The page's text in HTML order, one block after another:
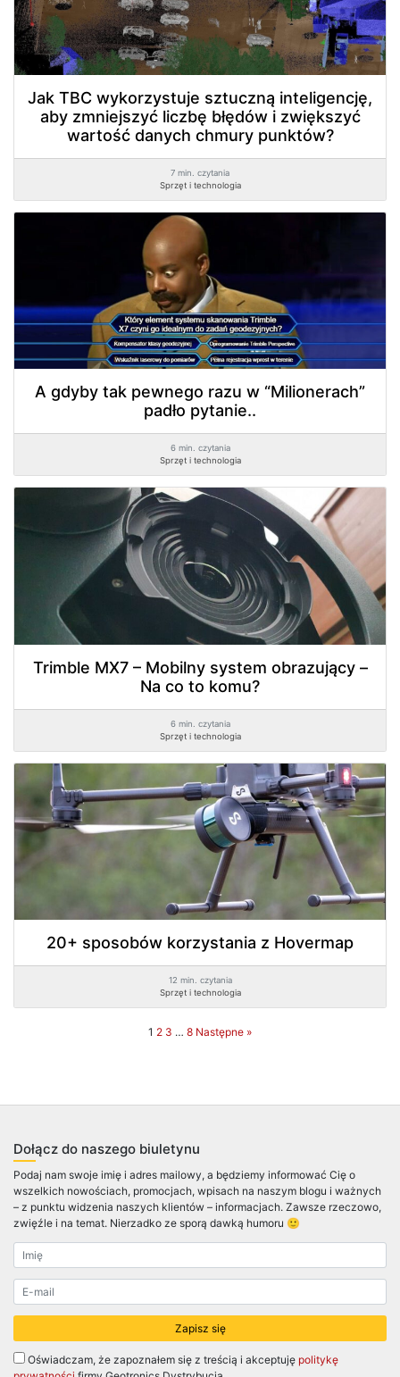
Jak TBC wykorzystuje sztuczną inteligencję,
aby zmniejszyć liczbę błędów i zwiększyć
wartość danych chmury punktów?
7 min. czytania
Sprzęt i technologia
A gdyby tak pewnego razu w “Milionerach”
padło pytanie..
6 min. czytania
Sprzęt i technologia
Trimble MX7 – Mobilny system obrazujący –
Na co to komu?
6 min. czytania
Sprzęt i technologia
20+ sposobów korzystania z Hovermap
12 min. czytania
Sprzęt i technologia
1 2 3 … 8 Następne »
Dołącz do naszego biuletynu
Podaj nam swoje imię i adres mailowy, a będziemy informować Cię o
wszelkich nowościach, promocjach, wpisach na naszym blogu i ważnych
– z punktu widzenia naszych klientów – informacjach. Zawsze rzeczowo,
zwięźle i na temat. Nierzadko ze sporą dawką humoru 🙂
Oświadczam, że zapoznałem się z treścią i akceptuję politykę